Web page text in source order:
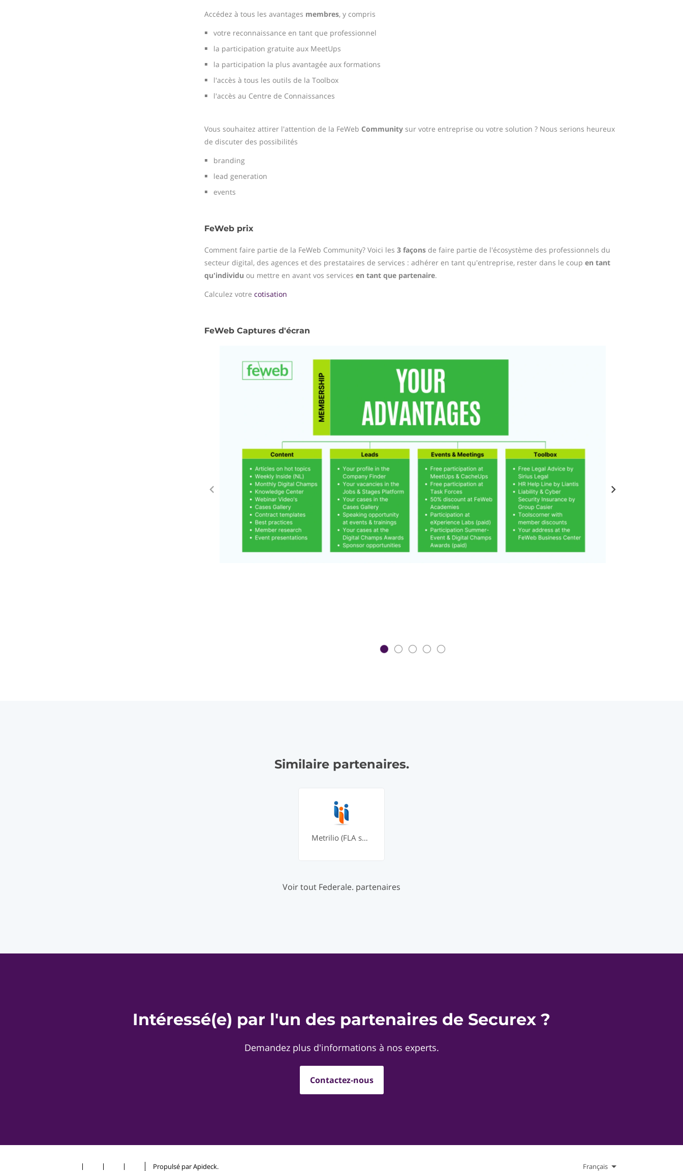
Accédez à tous les avantages membres, y compris
votre reconnaissance en tant que professionnel
la participation gratuite aux MeetUps
la participation la plus avantagée aux formations
l'accès à tous les outils de la Toolbox
l'accès au Centre de Connaissances
Vous souhaitez attirer l'attention de la FeWeb Community sur votre entreprise ou votre solution ? Nous serions heureux
de discuter des possibilités
branding
lead generation
events
FeWeb prix
Comment faire partie de la FeWeb Community? Voici les 3 façons de faire partie de l'écosystème des professionnels du
secteur digital, des agences et des prestataires de services : adhérer en tant qu'entreprise, rester dans le coup en tant
qu'individu ou mettre en avant vos services en tant que partenaire.
Calculez votre cotisation
FeWeb Captures d'écran
Similaire partenaires.
Metrilio (FLA solution made easy)
Voir tout Federale. partenaires
Intéressé(e) par l'un des partenaires de Securex ?
Demandez plus d'informations à nos experts.
Contactez-nous
Propulsé par Apideck. Français